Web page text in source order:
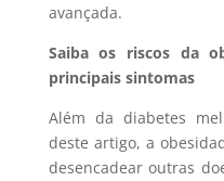
avançada.
Saiba os riscos da
principais sintomas
Além da diabetes
deste artigo, a
desencadear outras